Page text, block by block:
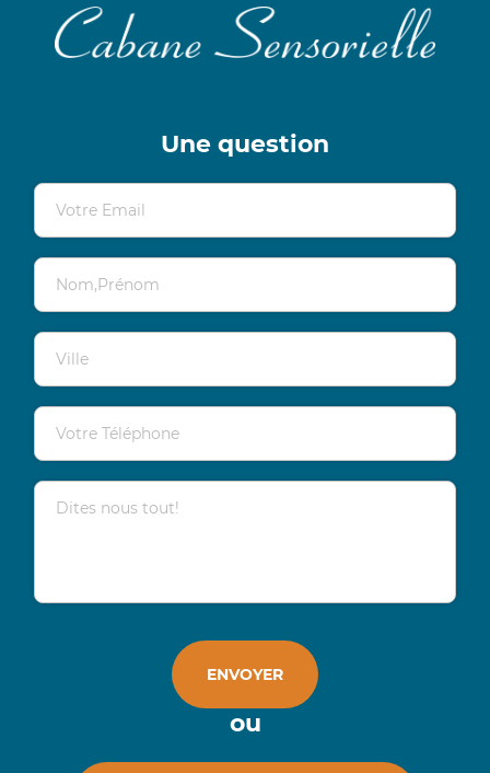
Une question
Votre Email
Nom,Prénom
Ville
Votre Téléphone
Dites nous tout!
ENVOYER
ou